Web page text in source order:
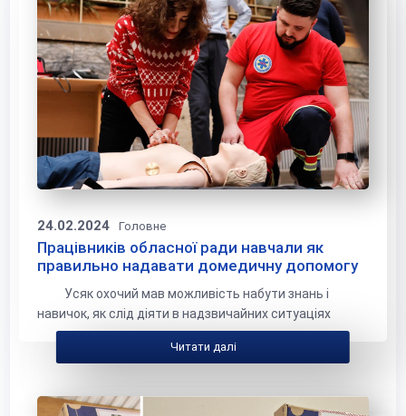
24.02.2024 Головне
Працівників обласної ради навчали як
правильно надавати домедичну допомогу
Усяк охочий мав можливість набути знань і
навичок, як слід діяти в надзвичайних ситуаціях
Читати далі